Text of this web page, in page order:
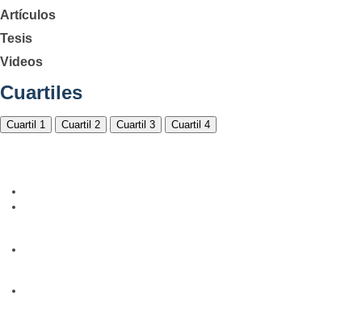
Artículos
Tesis
Videos
Cuartiles
Cuartil 1 Cuartil 2 Cuartil 3 Cuartil 4